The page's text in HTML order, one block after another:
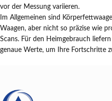
vor der Messung variieren.
Im Allgemeinen sind
Waagen, aber nicht so präzise wie
Scans. Für den Heimgebrauch
genaue Werte, um Ihre Fortschritte